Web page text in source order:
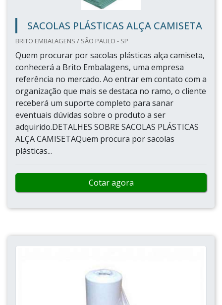
SACOLAS PLÁSTICAS ALÇA CAMISETA
BRITO EMBALAGENS / SÃO PAULO - SP
Quem procurar por sacolas plásticas alça camiseta,
conhecerá a Brito Embalagens, uma empresa
referência no mercado. Ao entrar em contato com a
organização que mais se destaca no ramo, o cliente
receberá um suporte completo para sanar
eventuais dúvidas sobre o produto a ser
adquirido.DETALHES SOBRE SACOLAS PLÁSTICAS
ALÇA CAMISETAQuem procura por sacolas
plásticas...
Cotar agora